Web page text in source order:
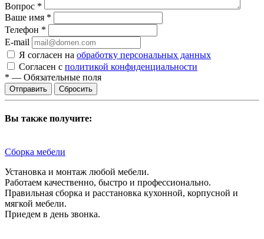
Вопрос *
Ваше имя *
Телефон *
E-mail
Я согласен на обработку персональных данных
Согласен с политикой конфиденциальности
* — Обязательные поля
Сбросить
Вы также получите:
Сборка мебели
Установка и монтаж любой мебели.
Работаем качественно, быстро и профессионально.
Правильная сборка и расстановка кухонной, корпусной и
мягкой мебели.
Приедем в день звонка.